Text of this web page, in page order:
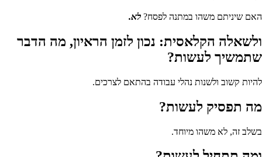
האם שיניתם משהו במתנה לפסח? לא.
ולשאלה הקלאסית: נכון לזמן הראיון, מה הדבר
שתמשיך לעשות?
להיות קשוב ולשנות נהלי עבודה בהתאם לצרכים.
מה תפסיק לעשות?
בשלב זה, לא משהו מיוחד.